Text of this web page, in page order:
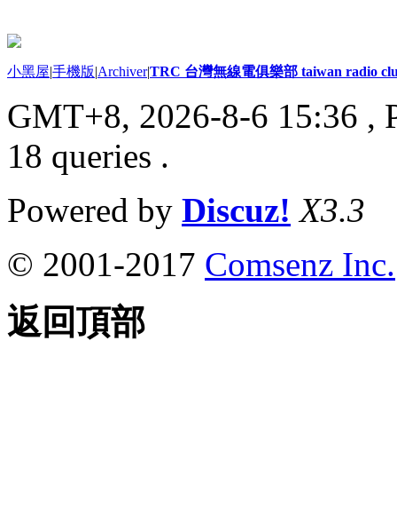
小黑屋|手機版|Archiver|TRC 台灣無線電俱樂部 taiwan radio
GMT+8, 2026-8-6 15:36 ,
18 queries .
Powered by Discuz! X3.3
© 2001-2017 Comsenz Inc.
返回頂部